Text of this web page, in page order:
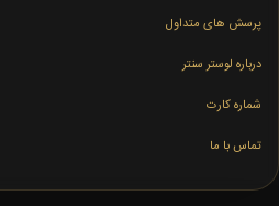
پرسش های متداول
درباره لوستر سنتر
شماره کارت
تماس با ما